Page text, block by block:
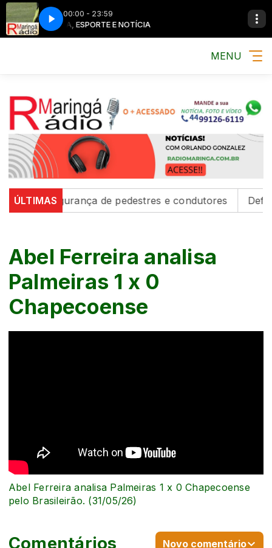
00:00 - 23:59
MÚSICA, ESPORTE E NOTÍCIA
MENU
ÚLTIMAS
segurança de pedestres e condutores Defesa
Abel Ferreira analisa
Palmeiras 1 x 0
Chapecoense
Abel Ferreira analisa Palmeiras 1 x 0 Chapecoense
pelo Brasileirão. (31/05/26)
Comentários Novo comentário